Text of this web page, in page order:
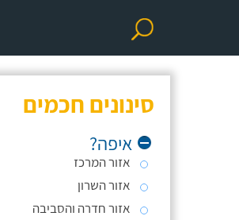
סינונים חכמים
איפה?
אזור המרכז
אזור השרון
אזור חדרה והסביבה